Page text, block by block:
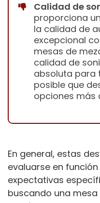
Calidad de
proporciona
la calidad de
excepcional
mesas de
calidad de
absoluta para
posible que
opciones más
En general, estas
evaluarse en
expectativas
buscando una